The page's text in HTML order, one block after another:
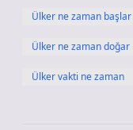
Ülker ne zaman
Ülker ne zaman doğar
Ülker vakti ne zaman